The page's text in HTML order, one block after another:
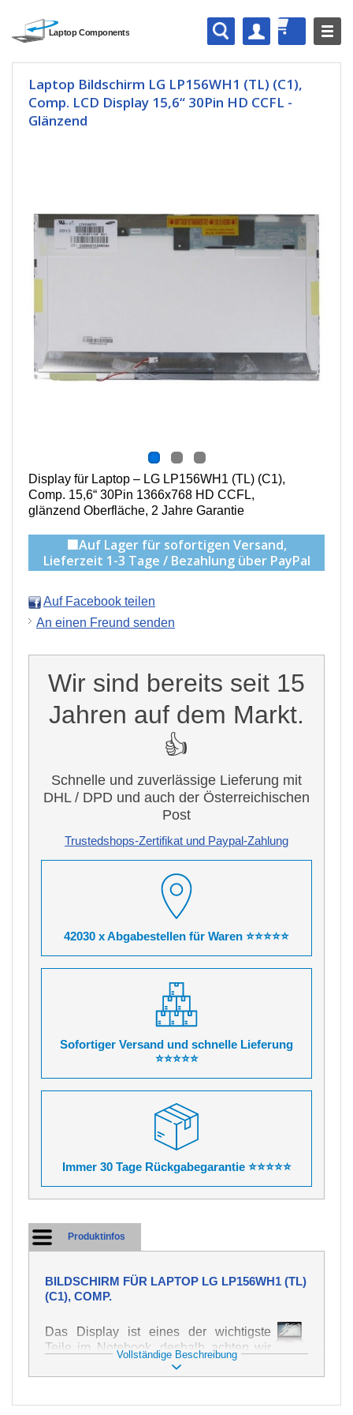
Laptop Bildschirm LG LP156WH1 (TL) (C1),
Comp. LCD Display 15,6“ 30Pin HD CCFL -
Glänzend
Display für Laptop – LG LP156WH1 (TL) (C1),
Comp. 15,6“ 30Pin 1366x768 HD CCFL,
g länzend Oberfläche, 2 Jahre Garantie
🟩Auf Lager für sofortigen Versand,
Lieferzeit 1-3 Tage / Bezahlung über PayPal
Auf Facebook teilen
An einen Freund senden
Wir sind bereits seit 15
Jahren auf dem Markt.
👍
Schnelle und zuverlässige Lieferung mit
DHL / DPD und auch der Österreichischen
Post
Trustedshops-Zertifikat und Paypal-Zahlung
42030 x Abgabestellen für Waren ⭐⭐⭐⭐⭐
Sofortiger Versand und schnelle Lieferung
⭐⭐⭐⭐⭐
Immer 30 Tage Rückgabegarantie ⭐⭐⭐⭐⭐
Produktinfos
BILDSCHIRM FÜR LAPTOP LG LP156WH1 (TL)
(C1), COMP.
Das Display ist eines der wichtigste
Teile im Notebook, deshalb achten wir
auf höchste Qualität dieses Ersatzteils.
Er dient zur Darstellung von Texten und
Vollständige Beschreibung